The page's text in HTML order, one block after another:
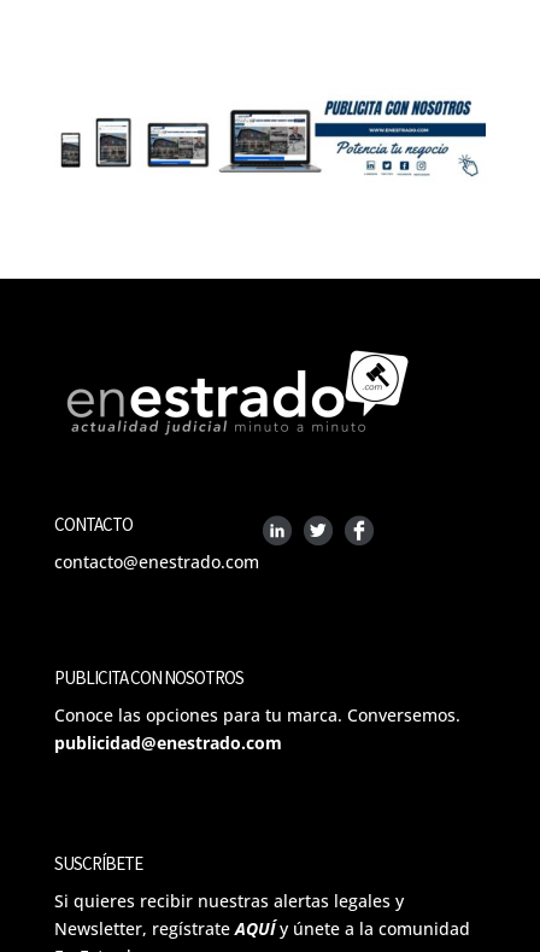
CONTACTO
contacto@enestrado.com
PUBLICITA CON NOSOTROS
Conoce las opciones para tu marca. Conversemos.
publicidad@enestrado.com
SUSCRÍBETE
Si quieres recibir nuestras alertas legales y
Newsletter, regístrateAQUÍ y únete a la comunidad